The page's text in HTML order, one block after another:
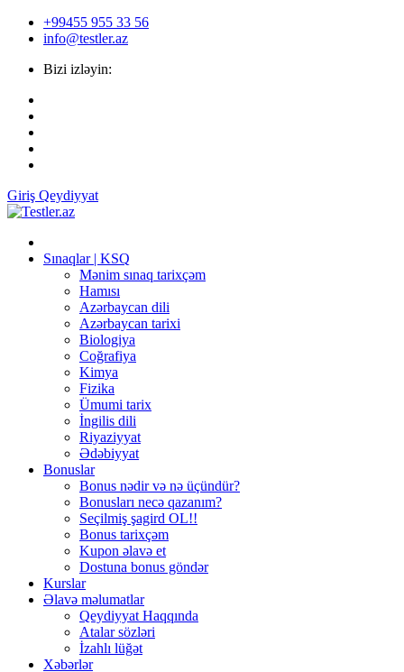
+99455 955 33 56
info@testler.az
Bizi izləyin:
Giriş Qeydiyyat
Sınaqlar | KSQ
Mənim sınaq tarixçəm
Hamısı
Azərbaycan dili
Azərbaycan tarixi
Biologiya
Coğrafiya
Kimya
Fizika
Ümumi tarix
İngilis dili
Riyaziyyat
Ədəbiyyat
Bonuslar
Bonus nədir və nə üçündür?
Bonusları necə qazanım?
Seçilmiş şagird OL!!
Bonus tarixçəm
Kupon əlavə et
Dostuna bonus göndər
Kurslar
Əlavə məlumatlar
Qeydiyyat Haqqında
Atalar sözləri
İzahlı lüğət
Xəbərlər